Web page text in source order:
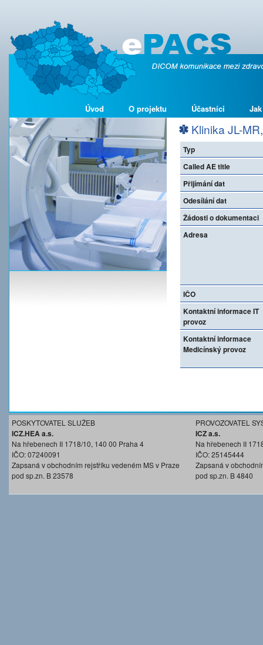
Úvod O projektu Účastníci
Klinika JL-
Typ
Called AE title
Přijímání dat
Odesílání dat
Žádosti o dokumentaci
Adresa
IČO
Kontaktní informace IT
provoz
Kontaktní informace
Medicínský provoz
POSKYTOVATEL SLUŽEB
ICZ.HEA a.s.
Na hřebenech II 1718/10, 140 00 Praha 4
IČO: 07240091
Zapsaná v obchodním rejstříku vedeném MS v Praze
pod sp.zn. B 23578
PROVOZOVATEL
ICZ a.s.
Na hřebenech II
IČO: 25145444
Zapsaná v
pod sp.zn. B 4840